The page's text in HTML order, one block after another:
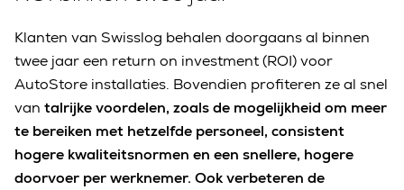
Klanten van Swisslog behalen doorgaans al binnen
twee jaar een return on investment (ROI) voor
AutoStore installaties. Bovendien profiteren ze al snel
van talrijke voordelen, zoals de mogelijkheid om meer
te bereiken met hetzelfde personeel, consistent
hogere kwaliteitsnormen en een snellere, hogere
doorvoer per werknemer. Ook verbeteren de